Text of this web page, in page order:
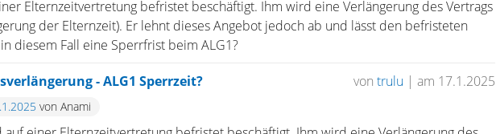
Elternzeitvertretung befristet beschäftigt. Ihm wird eine Verlängerung des Vertrags
der Elternzeit). Er lehnt dieses Angebot jedoch ab und lässt den befristeten
diesem Fall eine Sperrfrist beim ALG1?
- ALG1 Sperrzeit? von trulu | am 17.1.2025
von Anami